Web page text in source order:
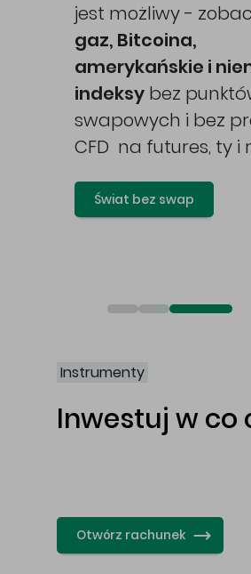
jest możliwy -
gaz, Bitcoina,
amerykańskie i
indeksy bez
swapowych i bez
CFD na futures, ty i
Świat bez swap
Otwórz rachunek
Otwórz konto IKE/IKZE
Świat bez
Instrumenty
Inwestuj w co
Otwórz rachunek